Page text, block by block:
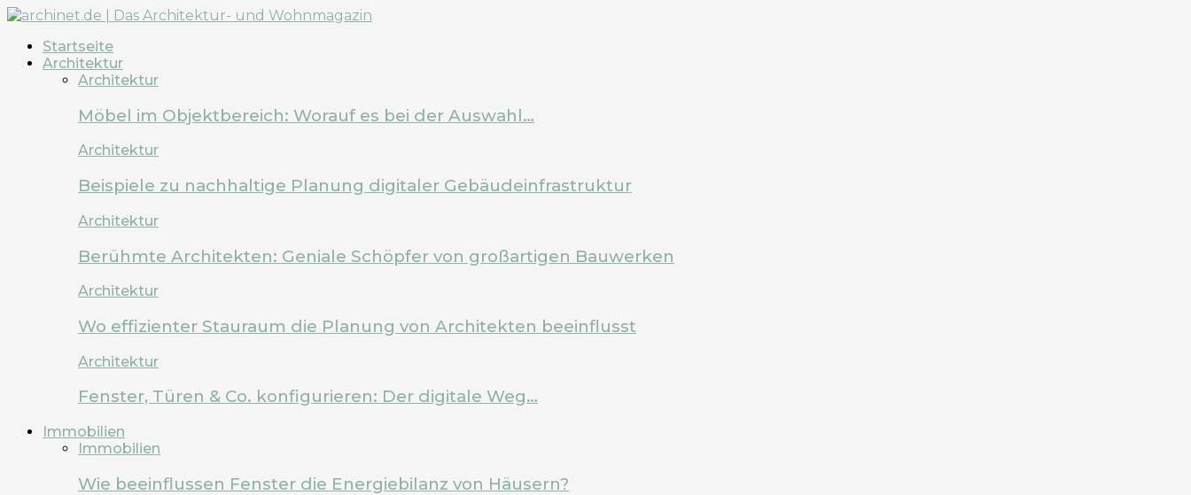
Startseite
Architektur
Architektur
Möbel im Objektbereich: Worauf es bei der Auswahl…
Architektur
Beispiele zu nachhaltige Planung digitaler Gebäudeinfrastruktur
Architektur
Berühmte Architekten: Geniale Schöpfer von großartigen Bauwerken
Architektur
Wo effizienter Stauraum die Planung von Architekten beeinflusst
Architektur
Fenster, Türen & Co. konfigurieren: Der digitale Weg…
Immobilien
Immobilien
Wie beeinflussen Fenster die Energiebilanz von Häusern?